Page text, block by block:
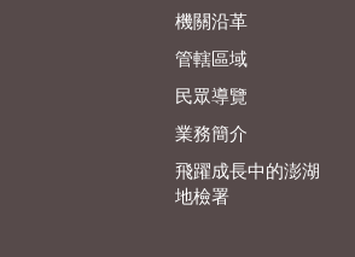
機關沿革
管轄區域
民眾導覽
業務簡介
飛躍成長中的澎湖
地檢署